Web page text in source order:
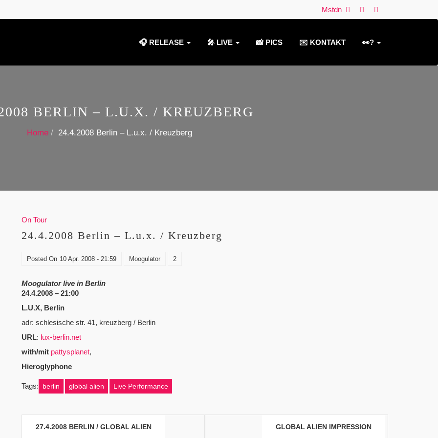
Mstdn
🎧 RELEASE 🎤 LIVE 📸 PICS ✉️ KONTAKT 👀?
BERLIN – L.U.X. / KREUZBERG
Home 24.4.2008 Berlin – L.u.x. / Kreuzberg
On Tour
24.4.2008 Berlin – L.u.x. / Kreuzberg
Posted On 10 Apr. 2008 - 21:59 Moogulator 2
Moogulator live in Berlin
24.4.2008 – 21:00
L.U.X, Berlin
adr: schlesische str. 41, kreuzberg / Berlin
URL: lux-berlin.net
with/mit pattysplanet,
Hieroglyphone
Tags: berlin global alien Live Performance
Beitragsnavigation
27.4.2008 BERLIN / GLOBAL ALIEN GLOBAL ALIEN IMPRESSION